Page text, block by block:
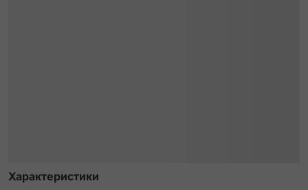
Характеристики